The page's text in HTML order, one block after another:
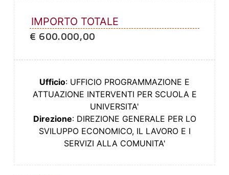
IMPORTO TOTALE
€ 600.000,00
Ufficio: UFFICIO PROGRAMMAZIONE E
ATTUAZIONE INTERVENTI PER SCUOLA E
UNIVERSITA'
Direzione: DIREZIONE GENERALE PER LO
SVILUPPO ECONOMICO, IL LAVORO E I
SERVIZI ALLA COMUNITA'